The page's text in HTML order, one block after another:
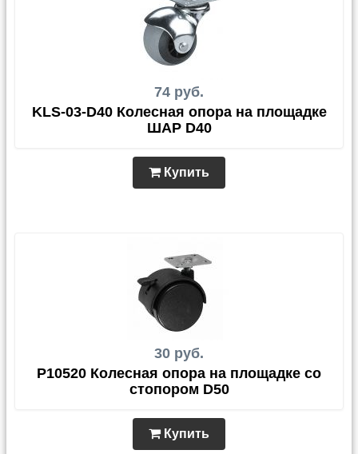
74 руб.
KLS-03-D40 Колесная опора на площадке
ШАР D40
Купить
30 руб.
P10520 Колесная опора на площадке со
стопором D50
Купить